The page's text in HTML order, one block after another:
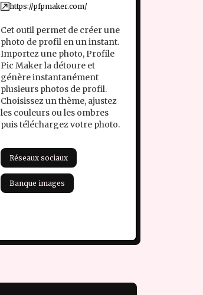
https://pfpmaker.com/
Cet outil permet de créer une
photo de profil en un instant.
Importez une photo, Profile
Pic Maker la détoure et
génère instantanément
plusieurs photos de profil.
Choisissez un thème, ajustez
les couleurs ou les ombres
puis téléchargez votre photo.
Réseaux sociaux
Banque images